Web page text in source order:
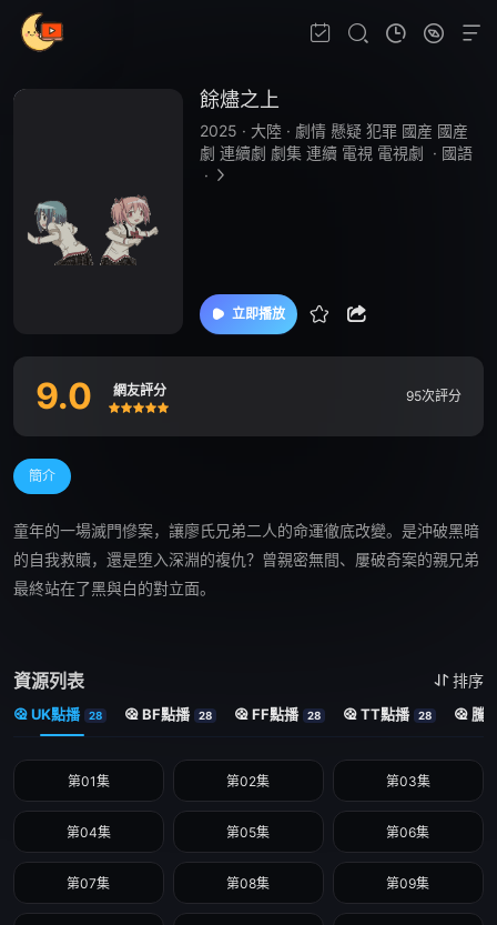
餘燼之上
2025 · 大陸 · 劇情 懸疑 犯罪 國産 國産
劇 連續劇 劇集 連續 電視 電視劇 · 國語
·
立即播放
9.0 網友評分
很差較差還行
推薦
力薦
95次評分
簡介
童年的一場滅門慘案，讓廖氏兄弟二人的命運徹底改變。是沖破黑暗
的自我救贖，還是堕入深淵的複仇？曾親密無間、屢破奇案的親兄弟
最終站在了黑與白的對立面。
資源列表 排序
UK點播 28 BF點播 28 FF點播 28 TT點播 28 騰
第01集 第02集 第03集
第04集 第05集 第06集
第07集 第08集 第09集